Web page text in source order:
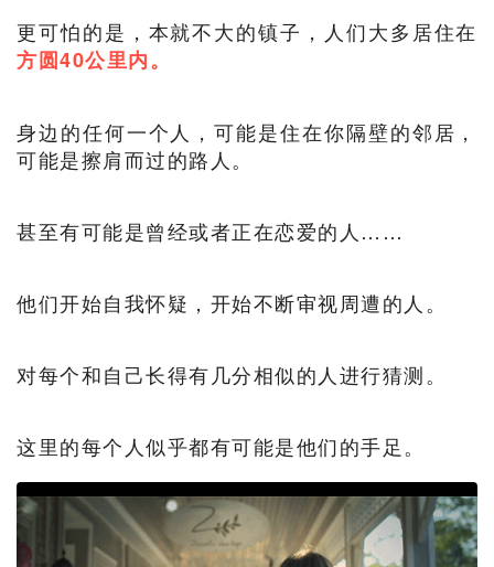
更可怕的是，本就不大的镇子，人们大多居住在
方圆40公里内。
身边的任何一个人，可能是住在你隔壁的邻居，
可能是擦肩而过的路人。
甚至有可能是曾经或者正在恋爱的人……
他们开始自我怀疑，开始不断审视周遭的人。
对每个和自己长得有几分相似的人进行猜测。
这里的每个人似乎都有可能是他们的手足。